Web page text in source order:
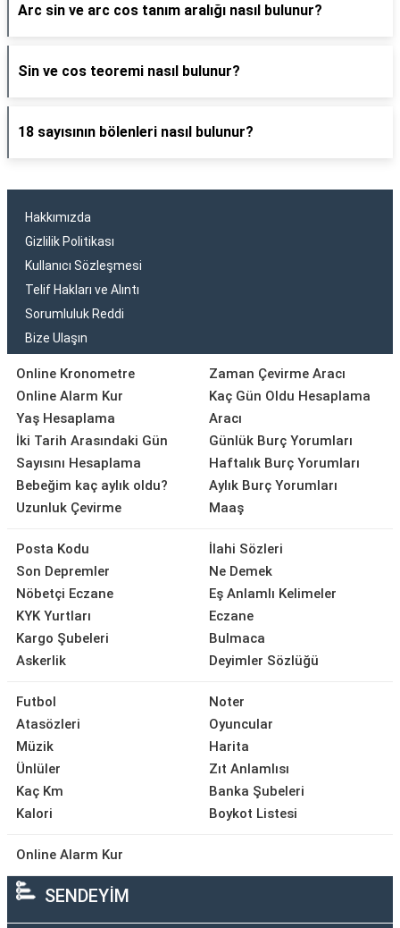
Arc sin ve arc cos tanım aralığı nasıl bulunur?
Sin ve cos teoremi nasıl bulunur?
18 sayısının bölenleri nasıl bulunur?
Hakkımızda
Gizlilik Politikası
Kullanıcı Sözleşmesi
Telif Hakları ve Alıntı
Sorumluluk Reddi
Bize Ulaşın
Online Kronometre
Online Alarm Kur
Yaş Hesaplama
İki Tarih Arasındaki Gün
Sayısını Hesaplama
Bebeğim kaç aylık oldu?
Uzunluk Çevirme
Zaman Çevirme Aracı
Kaç Gün Oldu Hesaplama
Aracı
Günlük Burç Yorumları
Haftalık Burç Yorumları
Aylık Burç Yorumları
Maaş
Posta Kodu
Son Depremler
Nöbetçi Eczane
KYK Yurtları
Kargo Şubeleri
Askerlik
İlahi Sözleri
Ne Demek
Eş Anlamlı Kelimeler
Eczane
Bulmaca
Deyimler Sözlüğü
Futbol
Atasözleri
Müzik
Ünlüler
Kaç Km
Kalori
Noter
Oyuncular
Harita
Zıt Anlamlısı
Banka Şubeleri
Boykot Listesi
Online Alarm Kur
SENDEYİM